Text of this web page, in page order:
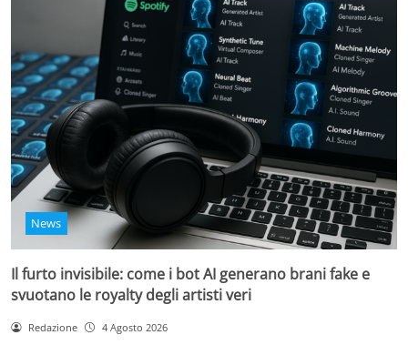
News
Il furto invisibile: come i bot AI generano brani fake e
svuotano le royalty degli artisti veri
Redazione 4 Agosto 2026